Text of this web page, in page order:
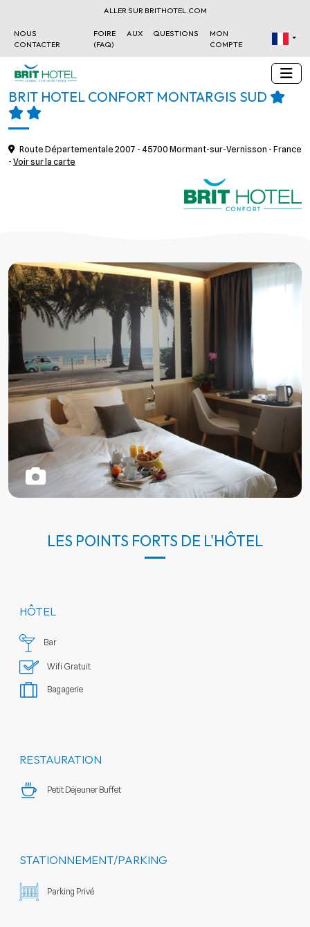
ALLER SUR BRITHOTEL.COM
NOUS
CONTACTER
FOIRE AUX QUESTIONS
(FAQ)
MON
COMPTE
BRIT HOTEL CONFORT MONTARGIS SUD
Route Départementale 2007 - 45700 Mormant-sur-Vernisson - France
- Voir sur la carte
LES POINTS FORTS DE L'HÔTEL
HÔTEL
Bar
Wifi Gratuit
Bagagerie
RESTAURATION
Petit Déjeuner Buffet
STATIONNEMENT/PARKING
Parking Privé